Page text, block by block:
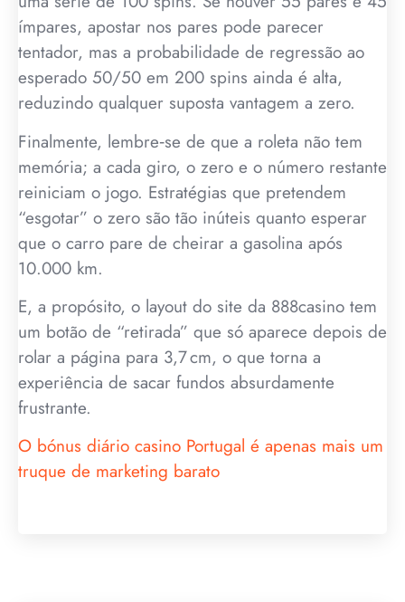
ímpares, apostar nos pares pode parecer
tentador, mas a probabilidade de regressão ao
esperado 50/50 em 200 spins ainda é alta,
reduzindo qualquer suposta vantagem a zero.
Finalmente, lembre‑se de que a roleta não tem
memória; a cada giro, o zero e o número restante
reiniciam o jogo. Estratégias que pretendem
“esgotar” o zero são tão inúteis quanto esperar
que o carro pare de cheirar a gasolina após
10.000 km.
E, a propósito, o layout do site da 888casino tem
um botão de “retirada” que só aparece depois de
rolar a página para 3,7 cm, o que torna a
experiência de sacar fundos absurdamente
frustrante.
O bónus diário casino Portugal é apenas mais um
truque de marketing barato